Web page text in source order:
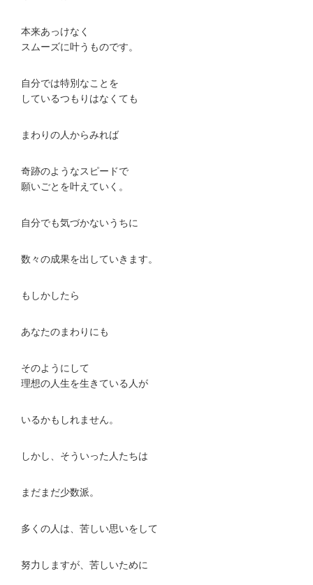
本来あっけなく
スムーズに叶うものです。
自分では特別なことを
しているつもりはなくても
まわりの人からみれば
奇跡のようなスピードで
願いごとを叶えていく。
自分でも気づかないうちに
数々の成果を出していきます。
もしかしたら
あなたのまわりにも
そのようにして
理想の人生を生きている人が
いるかもしれません。
しかし、そういった人たちは
まだまだ少数派。
多くの人は、苦しい思いをして
努力しますが、苦しいために